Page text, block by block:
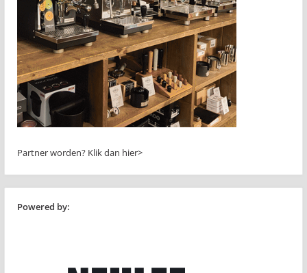
Partner worden? Klik dan hier>
Powered by: